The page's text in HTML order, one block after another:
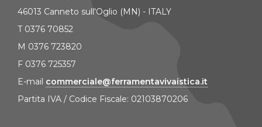
46013 Canneto sull'Oglio (MN) - ITALY
T 0376 70852
M 0376 723820
F 0376 725357
E-mail commerciale@ferramentavivaistica.it
Partita IVA / Codice Fiscale: 02103870206